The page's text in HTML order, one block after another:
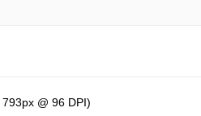
@ 96 DPI)